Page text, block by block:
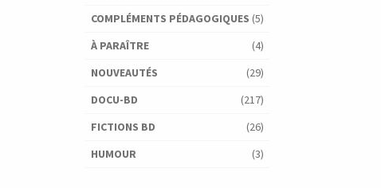
COMPLÉMENTS PÉDAGOGIQUES (5)
À PARAÎTRE
(4)
NOUVEAUTÉS
(29)
DOCU-BD
(217)
FICTIONS BD
(26)
HUMOUR
(3)